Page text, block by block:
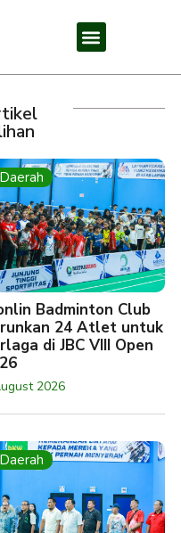
Daerah
Badminton Club
24 Atlet untuk
di JBC VIII Open
2026
Daerah